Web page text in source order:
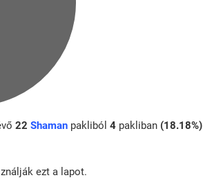
22 Shaman pakliból 4 pakliban (18.18%)
ezt a lapot.